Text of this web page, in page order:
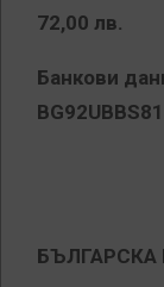
72,00 лв.
Банкови
BIC:
БЪЛГАРСКА